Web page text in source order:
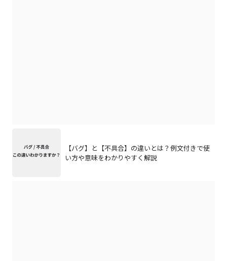
【バグ】と【不具合】の違いとは？例文付きで使
い方や意味をわかりやすく解説